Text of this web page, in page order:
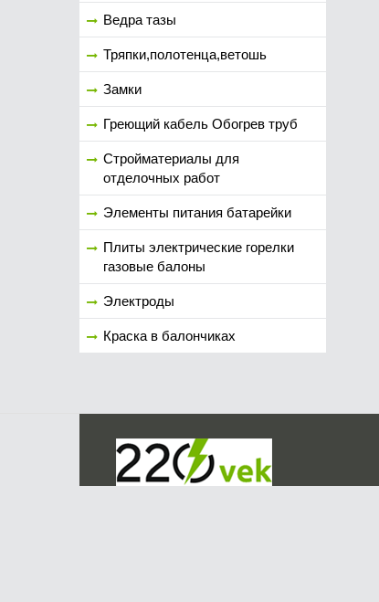
Ведра тазы
Тряпки,полотенца,ветошь
Замки
Греющий кабель Обогрев труб
Стройматериалы для
отделочных работ
Элементы питания батарейки
Плиты электрические горелки
газовые балоны
Электроды
Краска в балончиках